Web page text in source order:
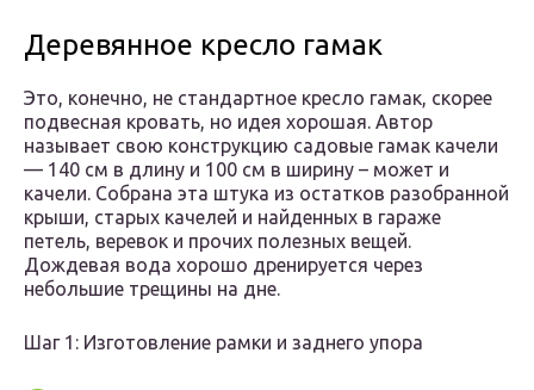
Деревянное кресло гамак
Это, конечно, не стандартное кресло гамак, скорее
подвесная кровать, но идея хорошая. Автор
называет свою конструкцию садовые гамак качели
— 140 см в длину и 100 см в ширину – может и
качели. Собрана эта штука из остатков разобранной
крыши, старых качелей и найденных в гараже
петель, веревок и прочих полезных вещей.
Дождевая вода хорошо дренируется через
небольшие трещины на дне.
Шаг 1: Изготовление рамки и заднего упора